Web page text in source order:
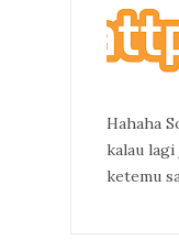
Hahaha
kalau
ketemu